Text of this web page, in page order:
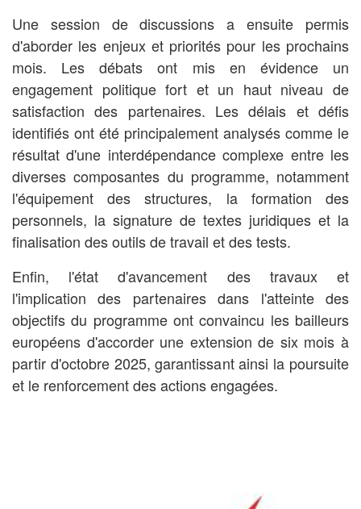
Une session de discussions a ensuite permis
d'aborder les enjeux et priorités pour les prochains
mois. Les débats ont mis en évidence un
engagement politique fort et un haut niveau de
satisfaction des partenaires. Les délais et défis
identifiés ont été principalement analysés comme le
résultat d'une interdépendance complexe entre les
diverses composantes du programme, notamment
l'équipement des structures, la formation des
personnels, la signature de textes juridiques et la
finalisation des outils de travail et des tests.
Enfin, l'état d'avancement des travaux et
l'implication des partenaires dans l'atteinte des
objectifs du programme ont convaincu les bailleurs
européens d'accorder une extension de six mois à
partir d'octobre 2025, garantissant ainsi la poursuite
et le renforcement des actions engagées.